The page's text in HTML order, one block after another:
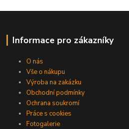
Informace pro zákazníky
O nás
Vše o nákupu
Výroba na zakázku
Obchodní podmínky
Ochrana soukromí
Práce s cookies
Fotogalerie